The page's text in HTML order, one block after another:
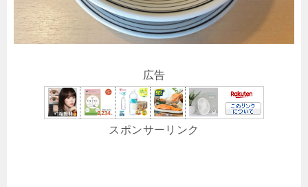
広告
スポンサーリンク